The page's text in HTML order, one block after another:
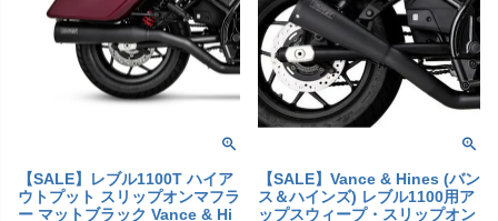
【SALE】レブル1100T ハイア
ウトプット スリップオンマフラ
ー マットブラック Vance & Hi
【SALE】Vance & Hines (バン
ス＆ハインズ) レブル1100用ア
ップスウィープ・スリップオン